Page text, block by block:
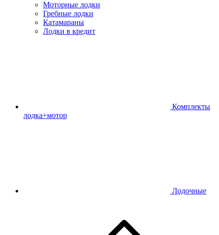
Моторные лодки
Гребные лодки
Катамараны
Лодки в кредит
Комплекты
лодка+мотор
Лодочные